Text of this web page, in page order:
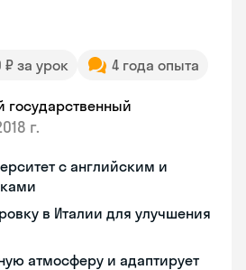
₽ за урок 4 года опыта
государственный
г.
с английским и
в Италии для улучшения
атмосферу и адаптирует